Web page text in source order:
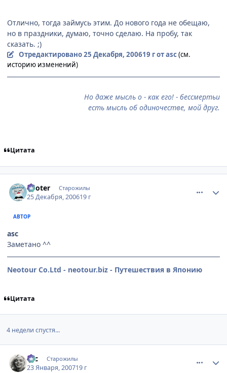
Отлично, тогда займусь этим. До нового года не обещаю,
но в праздники, думаю, точно сделаю. На пробу, так
сказать. ;)
Отредактировано25 Декабря, 200619 гот asc(см.
историю изменений)
Но даже мысль о - как его! - бессмертьи
есть мысль об одиночестве, мой друг.
Цитата
Looter Старожилы
25 Декабря, 200619 г
АВТОР
asc
Заметано ^^
Neotour Co.Ltd - neotour.biz - Путешествия в Японию
Цитата
4 недели спустя...
asc Старожилы
23 Января, 200719 г